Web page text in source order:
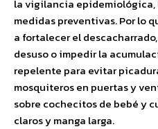
la vigilancia
medidas preventivas. Por lo
a fortalecer el
desuso o impedir la
repelente para evitar
mosquiteros en puertas y
sobre cochecitos de bebé y
claros y manga larga.